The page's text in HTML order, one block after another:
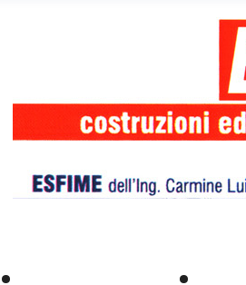
Village chiude con numeri da
e minacce nei confronti dei vicini di
tennisti di Polla nella top four del